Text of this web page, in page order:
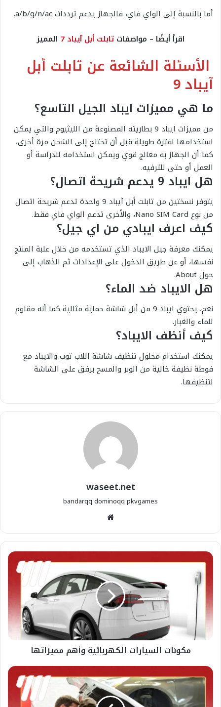
أما بالنسبة إلى الواي فاي، فالجهاز يدعم ترددات a/b/g/n/ac.
اقرأ أيضًا – مواصفات تابلت أبل آيباد 7 المميز
الأسئلة الشائعة عن تابلت أبل
آيباد 9
ما هي مميزات ايباد الجيل التاسع؟
من مميزات ايباد 9 بطاريته المصنوعة من الليثيوم والتي يمكن
استخدامها لفترة طويلة قبل أن تحتاج إلى الشحن مرة أخرى،
كما أن الجهاز به معالج قوي ويمكن استخدامه للدراسة أو
العمل أو حتى للترفيه.
هل ايباد 9 يدعم شريحة اتصال؟
يتوفر نسختين من تابلت أبل آيباد 9 واحدة تدعم شريحة اتصال
من نوع Nano SIM Card، والأخرى تدعم الواي فاي فقط.
كيف اعرف ايبادي من اي جيل؟
يمكنك معرفة جيل الايباد الذي تستخدمه من خلال علبة المنتج
نفسها، أو عن طريق الدخول على الإعدادات ثم الذهاب إلى
حول About.
هل الايباد ضد الماء؟
نعم، يحتوي ايباد 9 من أبل شاشة حماية مثالية كما أنه مقاوم
للماء والغبار.
كيف أنظف الايباد؟
يمكنك استخدام محلول تنظيف شاشة اللاب توب والايباد مع
فوطة نظيفة خالية من الوبر والمسح برفق على الشاشة
لتنظيفها.
waseet.net
bandarqq dominoqq pkvgames
مكونات السيارات الكهربائية وأهم مميزاتها